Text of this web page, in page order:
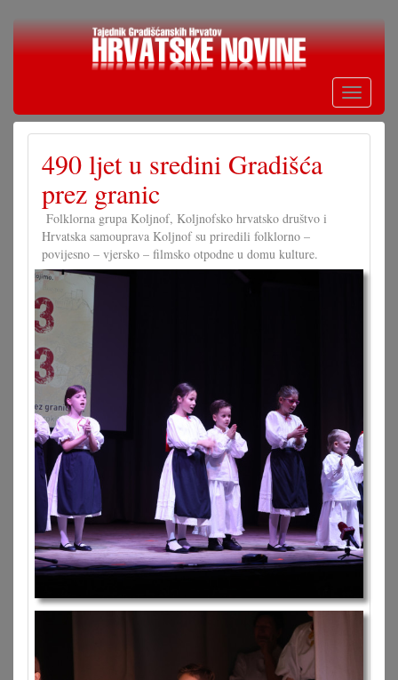
Skoči
Toggle
490 ljet u sredini Gradišća
prez granic
Folklorna grupa Koljnof, Koljnofsko hrvatsko društvo i
Hrvatska samouprava Koljnof su priredili folklorno –
povijesno – vjersko – filmsko otpodne u domu kulture.